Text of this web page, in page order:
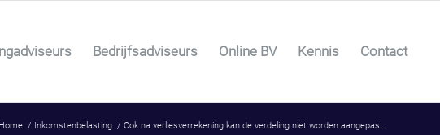
Bedrijfsadviseurs Online BV Kennis Contact
Home / Inkomstenbelasting / Ook na verliesverrekening kan de verdeling niet worden aangepast